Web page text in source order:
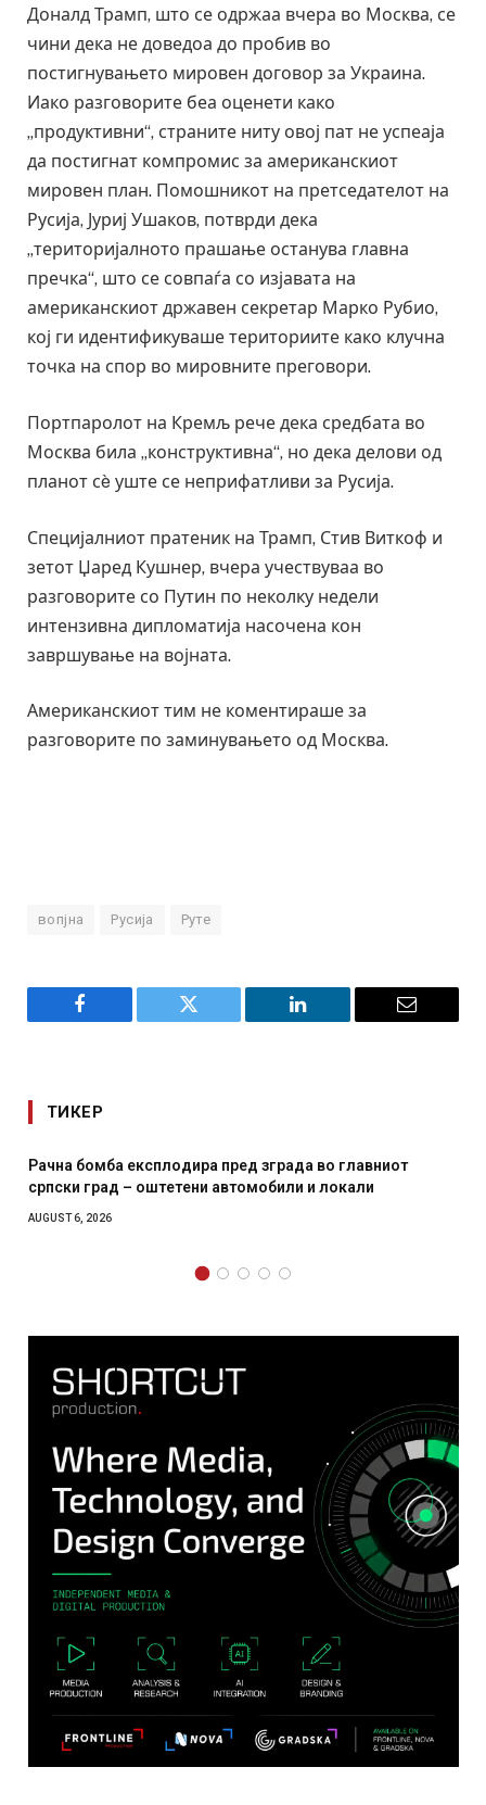
Доналд Трамп, што се одржаа вчера во Москва, се
чини дека не доведоа до пробив во
постигнувањето мировен договор за Украина.
Иако разговорите беа оценети како
„продуктивни“, страните ниту овој пат не успеаја
да постигнат компромис за американскиот
мировен план. Помошникот на претседателот на
Русија, Јуриј Ушаков, потврди дека
„територијалното прашање останува главна
пречка“, што се совпаѓа со изјавата на
американскиот државен секретар Марко Рубио,
кој ги идентификуваше териториите како клучна
точка на спор во мировните преговори.
Портпаролот на Кремљ рече дека средбата во
Москва била „конструктивна“, но дека делови од
планот сè уште се неприфатливи за Русија.
Специјалниот пратеник на Трамп, Стив Виткоф и
зетот Џаред Кушнер, вчера учествуваа во
разговорите со Путин по неколку недели
интензивна дипломатија насочена кон
завршување на војната.
Американскиот тим не коментираше за
разговорите по заминувањето од Москва.
вопјна Русија Руте
Facebook Twitter LinkedIn Email
ТИКЕР
И Данска се милитарилизира – воведува нова 11-
месечна воена
AUGUST 4, 2026